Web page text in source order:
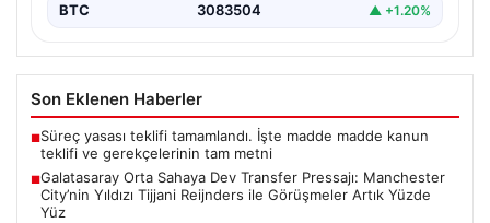
BTC 3083504 ▲ +1.20%
Son Eklenen Haberler
■Süreç yasası teklifi tamamlandı. İşte madde madde kanun
teklifi ve gerekçelerinin tam metni
■Galatasaray Orta Sahaya Dev Transfer Pressajı: Manchester
City’nin Yıldızı Tijjani Reijnders ile Görüşmeler Artık Yüzde
Yüz